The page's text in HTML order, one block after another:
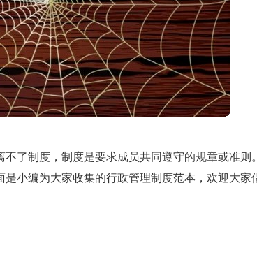
了制度，制度是要求成员共同遵守的规章或准则
小编为大家收集的行政管理制度范本，欢迎大家